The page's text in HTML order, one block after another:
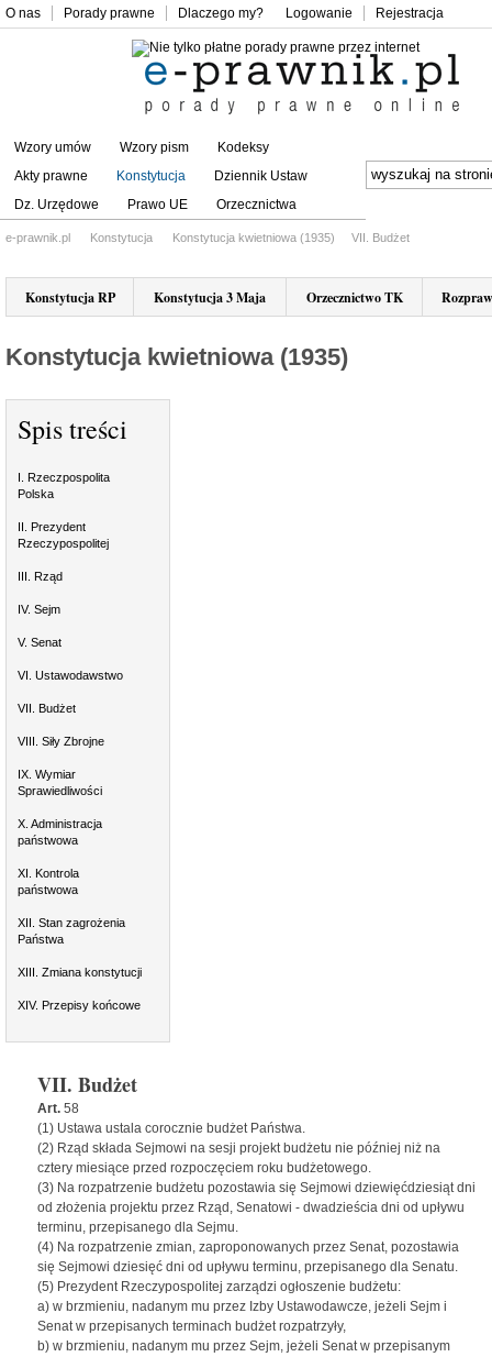
O nas Porady prawne Dlaczego my? Logowanie Rejestracja
Wzory umów Wzory pism
Kodeksy
Akty prawne
Konstytucja
Dziennik Ustaw
Dz. Urzędowe
Prawo UE Orzecznictwa
e-prawnik.pl Konstytucja Konstytucja kwietniowa (1935) VII. Budżet
Konstytucja RP Konstytucja 3 Maja Orzecznictwo TK
Konstytucja kwietniowa (1935)
Spis treści
I. Rzeczpospolita
Polska
II. Prezydent
Rzeczypospolitej
III. Rząd
IV. Sejm
V. Senat
VI. Ustawodawstwo
VII. Budżet
VIII. Siły Zbrojne
IX. Wymiar
Sprawiedliwości
X. Administracja
państwowa
XI. Kontrola
państwowa
XII. Stan zagrożenia
Państwa
XIII. Zmiana konstytucji
XIV. Przepisy końcowe
VII. Budżet
Art. 58
(1) Ustawa ustala corocznie budżet Państwa.
(2) Rząd składa Sejmowi na sesji projekt budżetu nie później niż na
cztery miesiące przed rozpoczęciem roku budżetowego.
(3) Na rozpatrzenie budżetu pozostawia się Sejmowi dziewięćdziesiąt dni
od złożenia projektu przez Rząd, Senatowi - dwadzieścia dni od upływu
terminu, przepisanego dla Sejmu.
(4) Na rozpatrzenie zmian, zaproponowanych przez Senat, pozostawia
się Sejmowi dziesięć dni od upływu terminu, przepisanego dla Senatu.
(5) Prezydent Rzeczypospolitej zarządzi ogłoszenie budżetu:
a) w brzmieniu, nadanym mu przez Izby Ustawodawcze, jeżeli Sejm i
Senat w przepisanych terminach budżet rozpatrzyły,
b) w brzmieniu, nadanym mu przez Sejm, jeżeli Senat w przepisanym